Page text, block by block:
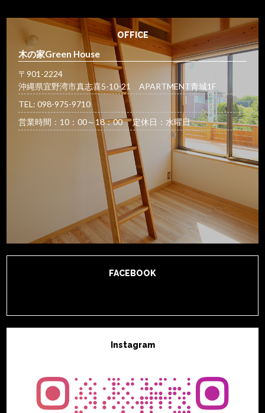
OFFICE
木の家Green House
〒901-2224
沖縄県宜野湾市真志喜5-10-21 APARTMENT青城1F
TEL: 098-975-9710
営業時間：10：00～18：00 定休日：水曜日
FACEBOOK
Instagram